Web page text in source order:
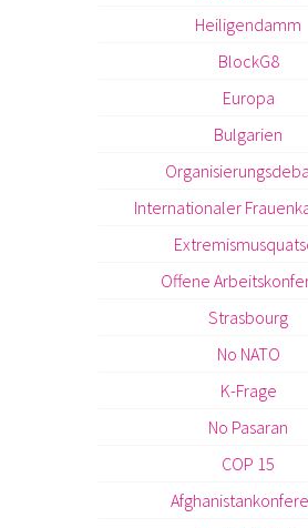
Heiligendamm
BlockG8
Europa
Bulgarien
Internationaler
Offene
Strasbourg
No NATO
K-Frage
No Pasaran
COP 15